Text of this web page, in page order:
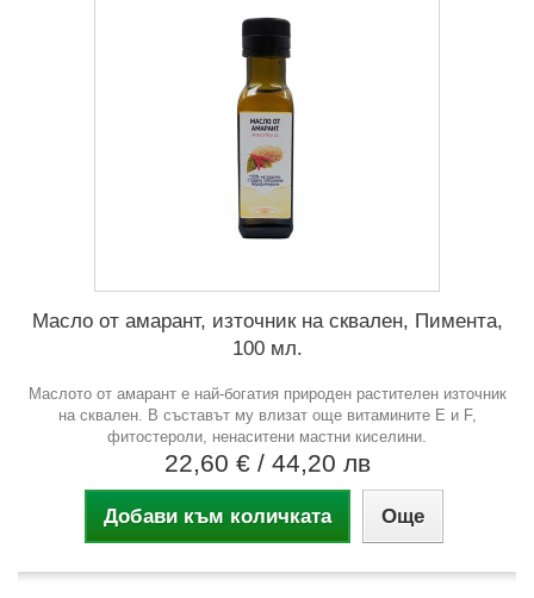
Масло от амарант, източник на сквален, Пимента,
100 мл.
Маслото от амарант е най-богатия природен растителен източник
на сквален. В съставът му влизат още витамините Е и F,
фитостероли, ненаситени мастни киселини.
22,60 € / 44,20 лв
Добави към количката Още